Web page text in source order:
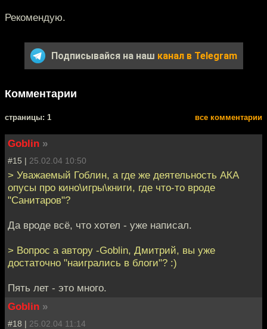
Рекомендую.
Подписывайся на наш канал в Telegram
Комментарии
cтраницы: 1 все комментарии
Goblin »
#15 | 25.02.04 10:50
> Уважаемый Гоблин, а где же деятельность АКА
опусы про кино\игры\книги, где что-то вроде
"Санитаров"?
Да вроде всё, что хотел - уже написал.
> Вопрос а автору -Goblin, Дмитрий, вы уже
достаточно "наигрались в блоги"? :)
Пять лет - это много.
Goblin »
#18 | 25.02.04 11:14